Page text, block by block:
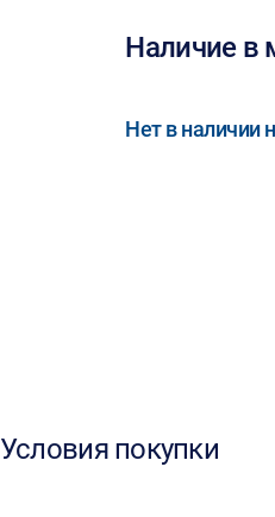
Наличие в
Нет в наличии
Условия покупки